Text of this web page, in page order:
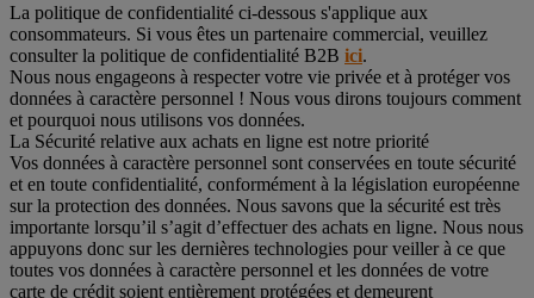
La politique de confidentialité ci-dessous s'applique aux
consommateurs. Si vous êtes un partenaire commercial, veuillez
consulter la politique de confidentialité B2B ici.
Nous nous engageons à respecter votre vie privée et à protéger vos
données à caractère personnel ! Nous vous dirons toujours comment
et pourquoi nous utilisons vos données.
La Sécurité relative aux achats en ligne est notre priorité
Vos données à caractère personnel sont conservées en toute sécurité
et en toute confidentialité, conformément à la législation européenne
sur la protection des données. Nous savons que la sécurité est très
importante lorsqu’il s’agit d’effectuer des achats en ligne. Nous nous
appuyons donc sur les dernières technologies pour veiller à ce que
toutes vos données à caractère personnel et les données de votre
carte de crédit soient entièrement protégées et demeurent